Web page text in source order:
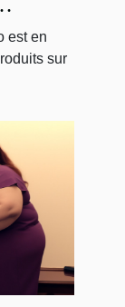
est en
sur